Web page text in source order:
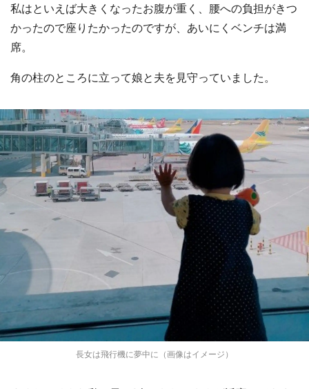
私はといえば大きくなったお腹が重く、腰への負担がきつ
かったので座りたかったのですが、あいにくベンチは満
席。
角の柱のところに立って娘と夫を見守っていました。
長女は飛行機に夢中に（画像はイメージ）